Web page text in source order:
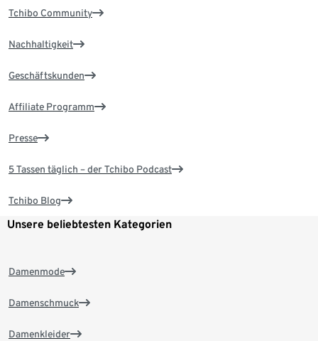
Tchibo Community
Nachhaltigkeit
Geschäftskunden
Affiliate Programm
Presse
5 Tassen täglich – der Tchibo Podcast
Tchibo Blog
Unsere beliebtesten Kategorien
Damenmode
Damenschmuck
Damenkleider